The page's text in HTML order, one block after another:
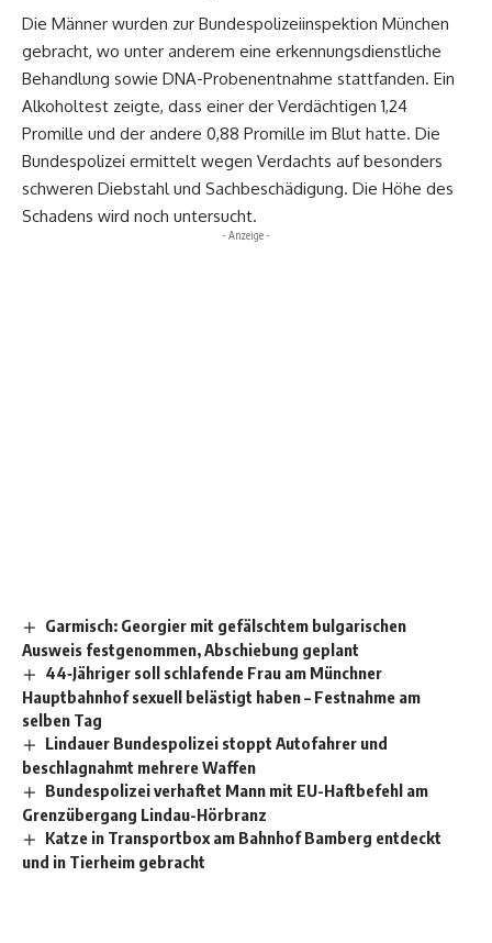
Die Männer wurden zur Bundespolizeiinspektion München
gebracht, wo unter anderem eine erkennungsdienstliche
Behandlung sowie DNA-Probenentnahme stattfanden. Ein
Alkoholtest zeigte, dass einer der Verdächtigen 1,24
Promille und der andere 0,88 Promille im Blut hatte. Die
Bundespolizei ermittelt wegen Verdachts auf besonders
schweren Diebstahl und Sachbeschädigung. Die Höhe des
Schadens wird noch untersucht.
- Anzeige -
Garmisch: Georgier mit gefälschtem bulgarischen
Ausweis festgenommen, Abschiebung geplant
44‑Jähriger soll schlafende Frau am Münchner
Hauptbahnhof sexuell belästigt haben – Festnahme am
selben Tag
Lindauer Bundespolizei stoppt Autofahrer und
beschlagnahmt mehrere Waffen
Bundespolizei verhaftet Mann mit EU-Haftbefehl am
Grenzübergang Lindau-Hörbranz
Katze in Transportbox am Bahnhof Bamberg entdeckt
und in Tierheim gebracht